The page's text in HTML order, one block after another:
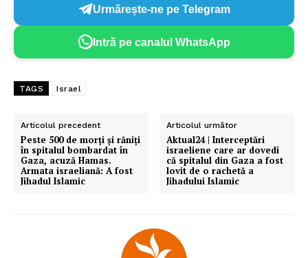
Urmărește-ne pe Telegram
Intră pe canalul WhatsApp
TAGS Israel
Articolul precedent
Peste 500 de morți și răniți
în spitalul bombardat în
Gaza, acuză Hamas.
Armata israeliană: A fost
Jihadul Islamic
Articolul următor
Aktual24 | Interceptări
israeliene care ar dovedi
că spitalul din Gaza a fost
lovit de o rachetă a
Jihadului Islamic